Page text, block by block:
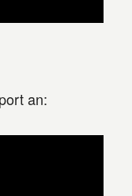
an: